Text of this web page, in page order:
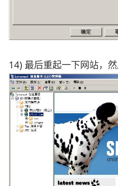
14) 最后重起一下网站，